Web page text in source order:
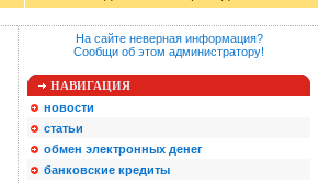
На сайте неверная информация?
Сообщи об этом администратору!
НАВИГАЦИЯ
новости
статьи
обмен электронных денег
банковские кредиты